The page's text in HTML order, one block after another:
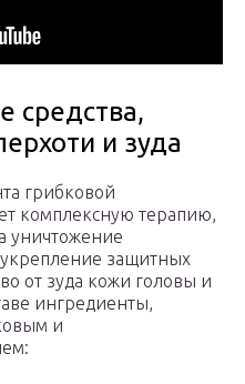
средства,
и зуда
грибковой
комплексную терапию,
уничтожение
защитных
от зуда кожи головы и
ингредиенты,
и